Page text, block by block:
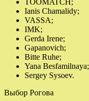
Ianis Chamalidy;
VASSA;
IMK;
Gerda Irene;
Gapanovich;
Bitte Ruhe;
Yana Besfamilnaya;
Sergey Sysoev.
Выбор Рогова